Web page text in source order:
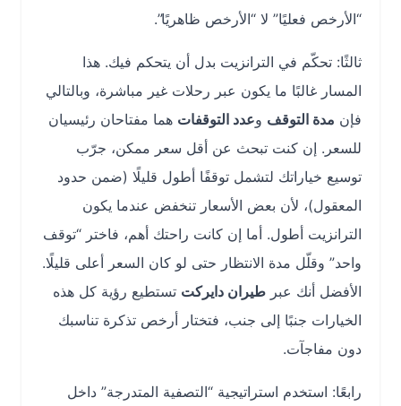
“الأرخص فعليًا” لا “الأرخص ظاهريًا”.
ثالثًا: تحكّم في الترانزيت بدل أن يتحكم فيك. هذا
المسار غالبًا ما يكون عبر رحلات غير مباشرة، وبالتالي
مدة التوقفوعدد التوقفاتهما مفتاحان رئيسيان
للسعر. إن كنت تبحث عن أقل سعر ممكن، جرّب
توسيع خياراتك لتشمل توقفًا أطول قليلًا (ضمن حدود
المعقول)، لأن بعض الأسعار تنخفض عندما يكون
الترانزيت أطول. أما إن كانت راحتك أهم، فاختر “توقف
واحد” وقلّل مدة الانتظار حتى لو كان السعر أعلى قليلًا.
الأفضل أنك عبرطيران دايركتتستطيع رؤية كل هذه
الخيارات جنبًا إلى جنب، فتختار أرخص تذكرة تناسبك
دون مفاجآت.
رابعًا: استخدم استراتيجية “التصفية المتدرجة” داخل